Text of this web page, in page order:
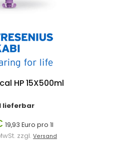
HP 15X500ml
lieferbar
19,93 Euro pro 1l
zzgl. Versand